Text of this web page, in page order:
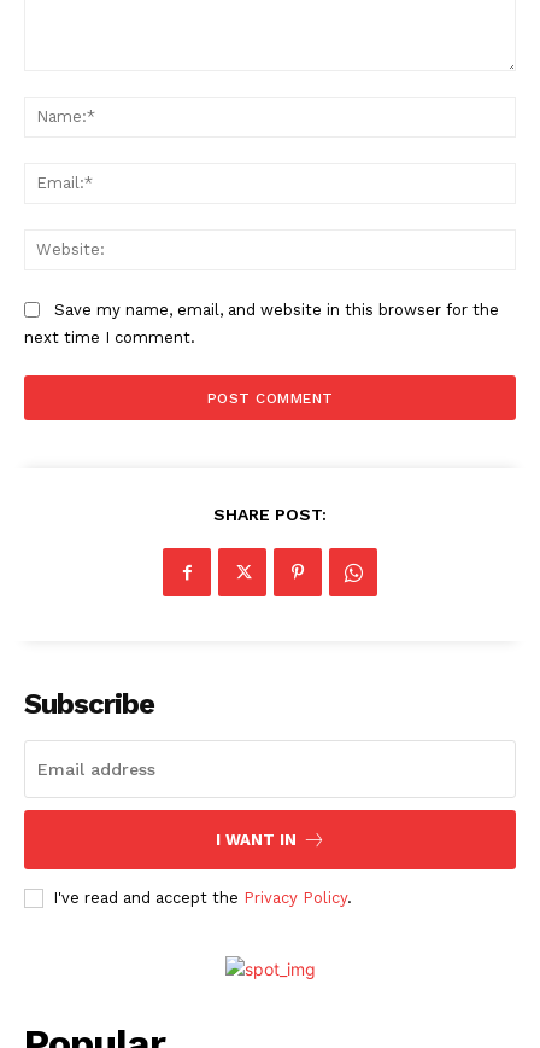
Save my name, email, and website in this browser for the
next time I comment.
SHARE POST:
Subscribe
I WANT IN
I've read and accept the Privacy Policy.